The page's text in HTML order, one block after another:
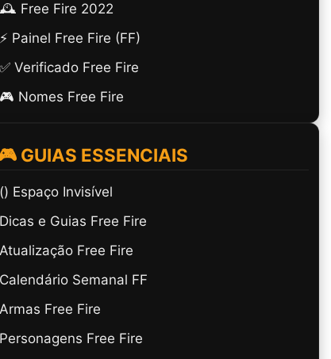
🕰️ Free Fire 2022
⚡ Painel Free Fire (FF)
✅ Verificado Free Fire
🎮 Nomes Free Fire
GUIAS ESSENCIAIS
(ㅤ) Espaço Invisível
Dicas e Guias Free Fire
Atualização Free Fire
Calendário Semanal FF
Armas Free Fire
Personagens Free Fire